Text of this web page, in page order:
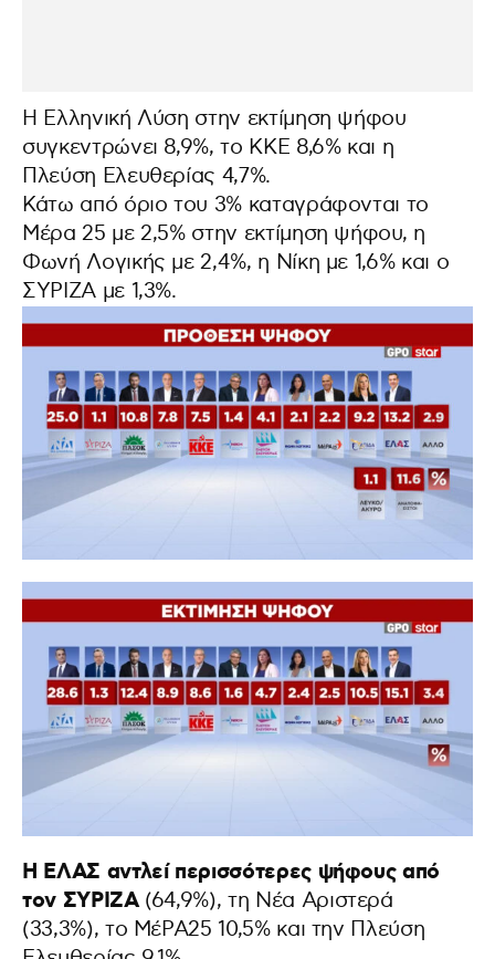
Η Ελληνική Λύση στην εκτίμηση ψήφου
συγκεντρώνει 8,9%, το ΚΚΕ 8,6% και η
Πλεύση Ελευθερίας 4,7%.
Κάτω από όριο του 3% καταγράφονται το
Μέρα 25 με 2,5% στην εκτίμηση ψήφου, η
Φωνή Λογικής με 2,4%, η Νίκη με 1,6% και ο
ΣΥΡΙΖΑ με 1,3%.
Η ΕΛΑΣ αντλεί περισσότερες ψήφους από
τον ΣΥΡΙΖΑ(64,9%), τη Νέα Αριστερά
(33,3%), το ΜέΡΑ25 10,5% και την Πλεύση